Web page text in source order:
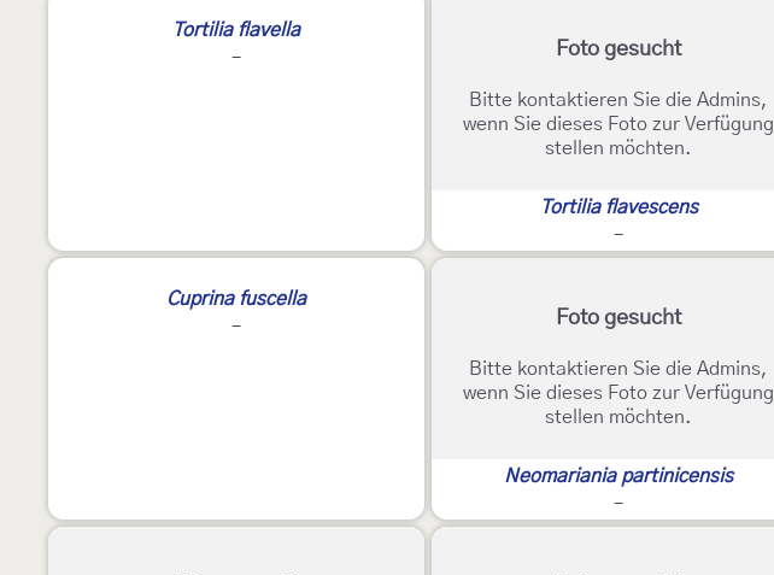
Tortilia flavella
- Foto gesucht
Bitte kontaktieren Sie die Admins,
wenn Sie dieses Foto zur Verfügung
stellen möchten.
Tortilia flavescens
-
Cuprina fuscella
- Foto gesucht
Bitte kontaktieren Sie die Admins,
wenn Sie dieses Foto zur Verfügung
stellen möchten.
Neomariania partinicensis
-